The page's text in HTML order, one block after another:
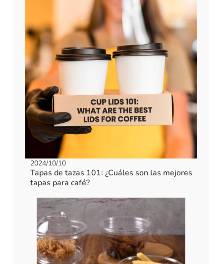
2024/10/10
Tapas de tazas 101: ¿Cuáles son las mejores
tapas para café?